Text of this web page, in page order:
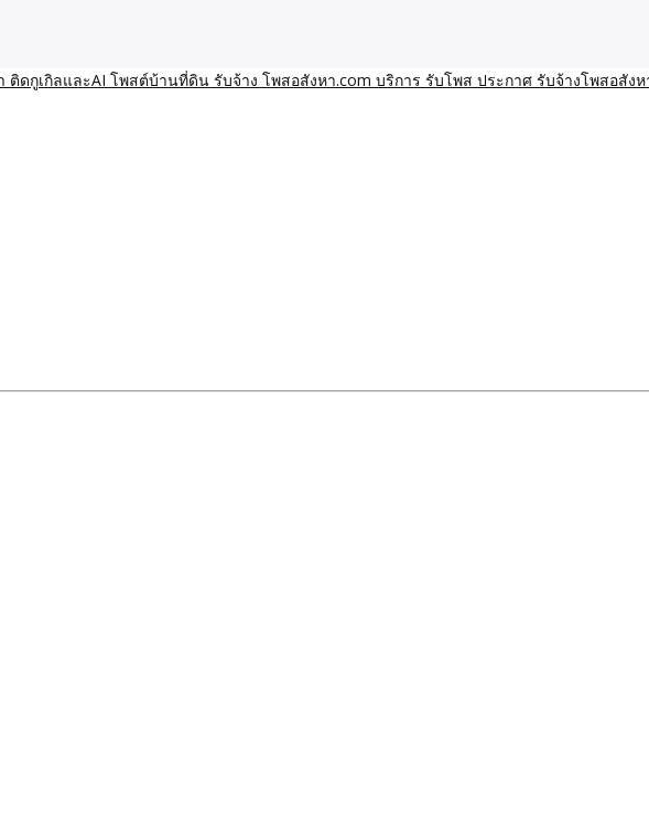
พสขายบ้าน ราคาถูก อสังหา ติดกูเ
บริการ รับโพส ประกาศ รับจ้าง
ฆษณา ไม่มีค่านายหน้า โพสอสังหา รับจ้างโพสขายบ้านบริการ รับจ้างโพสอสังหา ราคาถูก ขาย